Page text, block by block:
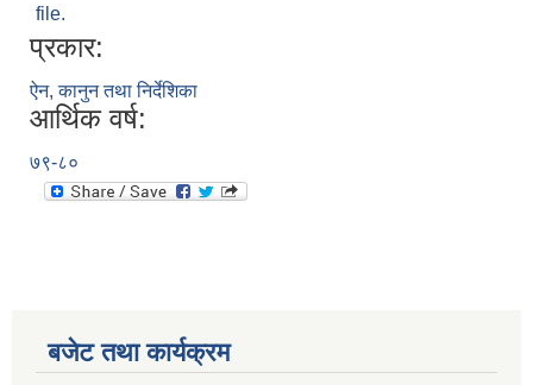
file.
प्रकार:
ऐन, कानुन तथा निर्देशिका
आर्थिक वर्ष:
७९-८०
बजेट तथा कार्यक्रम